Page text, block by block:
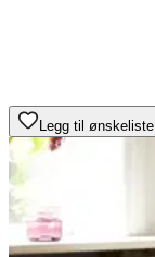
Legg til ønskeliste